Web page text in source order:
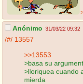
Anónimo 31/03/22 09:32
/#/ 13557
>>13553
>basa su
>lloriquea cuando
mierda